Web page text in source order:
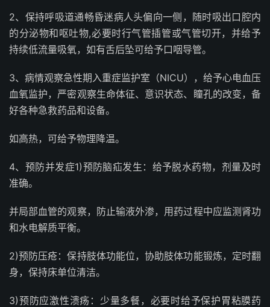
2、保持呼吸道通畅昏迷病人头偏向一侧，随时吸出口腔内
的分泌物和呕吐物,必要时行气管插管或气管切开，并给予
持续低流量吸氧，如有舌后坠可给予口咽导管。
3、病情观察急性期入重症监护室（NICU），给予心电血压
血氧监护，严密观察生命体征、意识状态、瞳孔的改变，备
好各种急救药品和设备。
如高热，可给予物理降温。
4、预防并发症1)预防脑疝发生：给予脱水药物，剂量及时
准确。
并局部血管的观察，防止输液外渗，用药过程中应监测肾功
和水电解质平衡。
2)预防压疮：保持肢体功能位，协助肢体功能锻炼，定时翻
身，保持床单位清洁。
3)预防应激性溃疡：少量多餐，必要时给予保护胃粘膜药